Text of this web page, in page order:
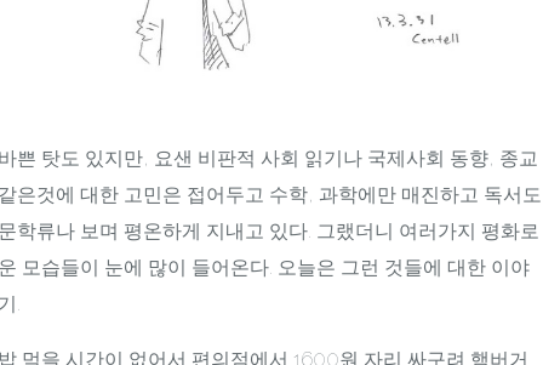
쁜 탓도 있지만, 요샌 비판적 사회 읽기나 국제사회 동향, 종교
은것에 대한 고민은 접어두고 수학, 과학에만 매진하고 독서도
학류나 보며 평온하게 지내고 있다. 그랬더니 여러가지 평화로
모습들이 눈에 많이 들어온다. 오늘은 그런 것들에 대한 이야
.
먹을 시간이 없어서 편의점에서 1600원 자리 싸구려 햄버거